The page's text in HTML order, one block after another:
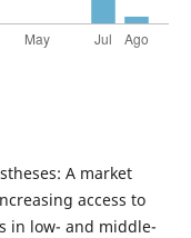
A market
access to
in low- and middle-